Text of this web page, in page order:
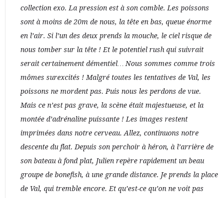
collection exo. La pression est à son comble. Les poissons
sont à moins de 20m de nous, la tête en bas, queue énorme
en l’air. Si l’un des deux prends la mouche, le ciel risque de
nous tomber sur la tête ! Et le potentiel rush qui suivrait
serait certainement démentiel… Nous sommes comme trois
mômes surexcités ! Malgré toutes les tentatives de Val, les
poissons ne mordent pas. Puis nous les perdons de vue.
Mais ce n’est pas grave, la scène était majestueuse, et la
montée d’adrénaline puissante ! Les images restent
imprimées dans notre cerveau. Allez, continuons notre
descente du flat. Depuis son perchoir à héron, à l’arrière de
son bateau à fond plat, Julien repère rapidement un beau
groupe de bonefish, à une grande distance. Je prends la place
de Val, qui tremble encore. Et qu’est-ce qu’on ne voit pas